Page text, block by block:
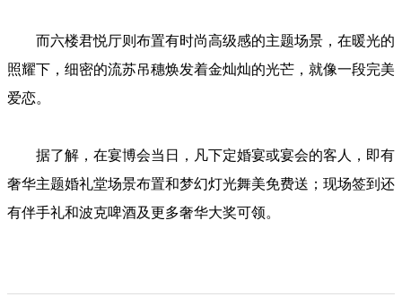
而六楼君悦厅则布置有时尚高级感的主题场景，在暖光的
照耀下，细密的流苏吊穗焕发着金灿灿的光芒，就像一段完美
爱恋。
据了解，在宴博会当日，凡下定婚宴或宴会的客人，即有
奢华主题婚礼堂场景布置和梦幻灯光舞美免费送；现场签到还
有伴手礼和波克啤酒及更多奢华大奖可领。